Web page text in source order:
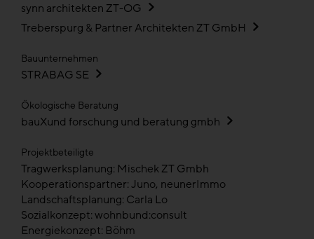
synn architekten ZT-OG
Treberspurg & Partner Architekten ZT GmbH
Bauunternehmen
STRABAG SE
Ökologische Beratung
bauXund forschung und beratung gmbh
Projektbeteiligte
Tragwerksplanung: Mischek ZT Gmbh
Kooperationspartner: Juno, neunerImmo
Landschaftsplanung: Carla Lo
Sozialkonzept: wohnbund:consult
Energiekonzept: Böhm